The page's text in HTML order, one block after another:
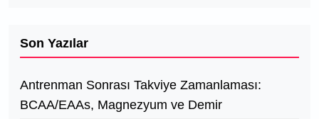
Son Yazılar
Antrenman Sonrası Takviye Zamanlaması:
BCAA/EAAs, Magnezyum ve Demir